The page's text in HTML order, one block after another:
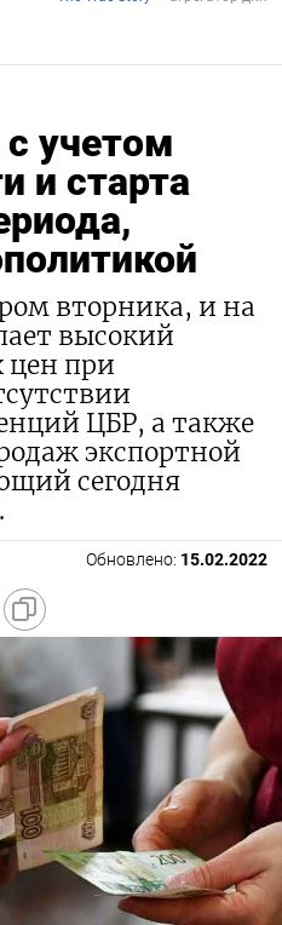
учетом
и старта
вторника, и на
высокий
цен при
ЦБР, а также
экспортной
сегодня
Обновлено: 15.02.2022